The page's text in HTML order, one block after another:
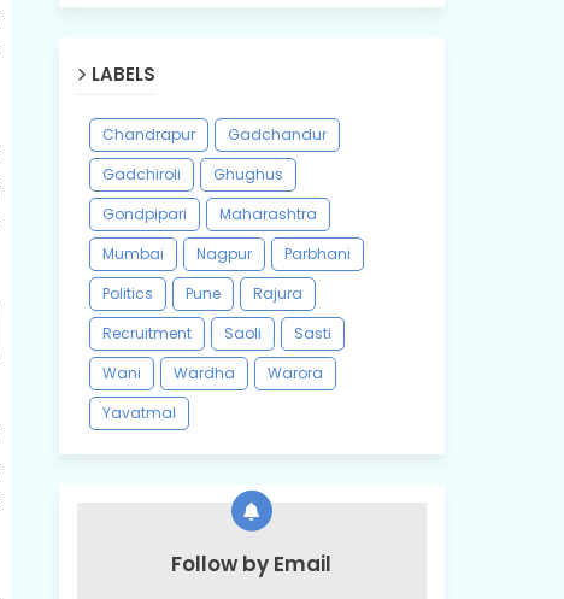
LABELS
Chandrapur
Gadchandur
Gadchiroli
Ghughus
Gondpipari
Maharashtra
Mumbai
Nagpur
Parbhani
Politics
Pune
Rajura
Recruitment
Saoli
Sasti
Wani
Wardha
Warora
Yavatmal
Follow by Email